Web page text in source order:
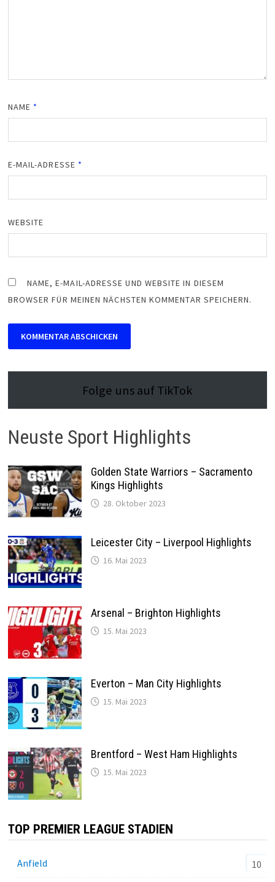
NAME *
E-MAIL-ADRESSE *
WEBSITE
NAME, E-MAIL-ADRESSE UND WEBSITE IN DIESEM
BROWSER FÜR MEINEN NÄCHSTEN KOMMENTAR SPEICHERN.
Folge uns auf TikTok
Neuste Sport Highlights
Golden State Warriors – Sacramento
Kings Highlights
28. Oktober 2023
Leicester City – Liverpool Highlights
16. Mai 2023
Arsenal – Brighton Highlights
15. Mai 2023
Everton – Man City Highlights
15. Mai 2023
Brentford – West Ham Highlights
15. Mai 2023
TOP PREMIER LEAGUE STADIEN
Anfield 10